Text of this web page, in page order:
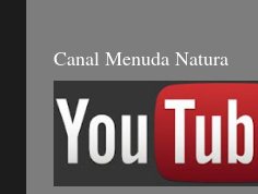
Canal Menuda Natura